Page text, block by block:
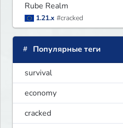
Rube Realm
1.21.x #cracked
Популярные теги
survival
economy
cracked